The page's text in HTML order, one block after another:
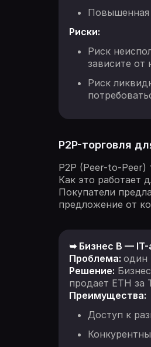
Повышенная
Риски:
Риск
зависите от
Риск
P2P-торговля
P2P (Peer-to-Peer)
Как это работает
Покупатели
предложение от
➥ Бизнес B — IT-
Проблема: один
Решение:
продает ETH за
Преимущества:
Доступ к